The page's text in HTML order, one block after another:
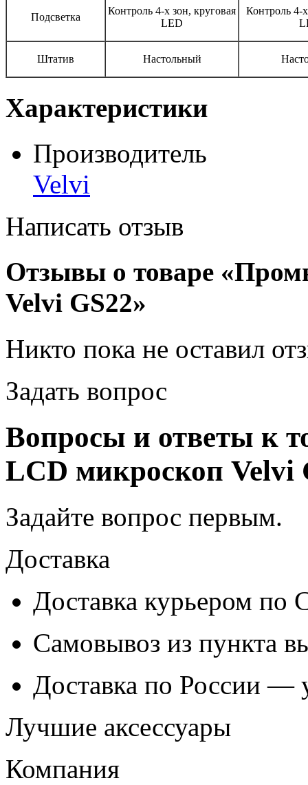
Подсветка
Контроль 4-х зон, круговая
LED
Контроль 4-
Штатив Настольный
Характеристики
Производитель
Velvi
Написать отзыв
Отзывы о товаре
Velvi GS22»
Никто пока не оставил
Задать вопрос
Вопросы и ответы к
LCD микроскоп Velvi
Задайте вопрос первым.
Доставка
Доставка курьером
Самовывоз из пункта
Доставка по России —
Лучшие аксессуары
Компания